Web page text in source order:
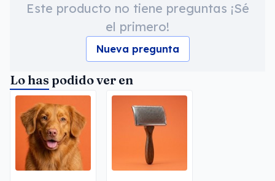
Este producto no tiene preguntas ¡Sé
el primero!
Nueva pregunta
Lo has podido ver en